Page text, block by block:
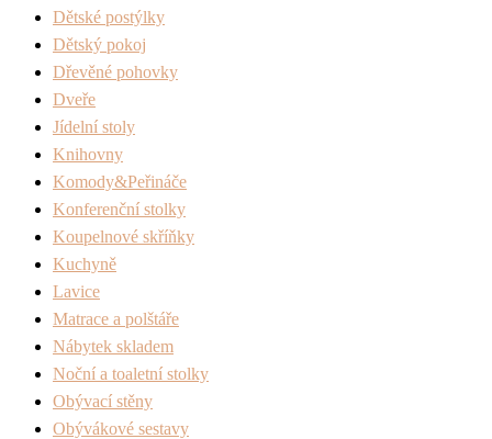
Dětské postýlky
Dětský pokoj
Dřevěné pohovky
Dveře
Jídelní stoly
Knihovny
Komody&Peřináče
Konferenční stolky
Koupelnové skříňky
Kuchyně
Lavice
Matrace a polštáře
Nábytek skladem
Noční a toaletní stolky
Obývací stěny
Obývákové sestavy